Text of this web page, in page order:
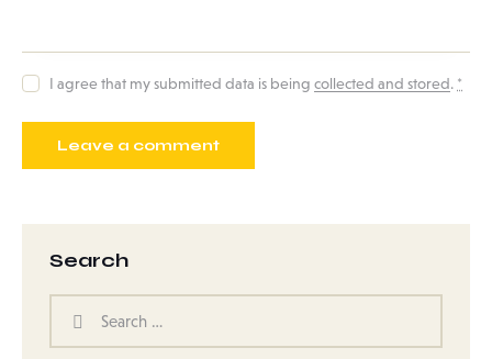
I agree that my submitted data is beingcollected and stored. *
Search
for: